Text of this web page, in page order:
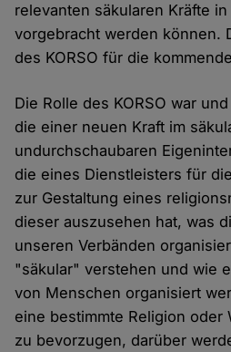
relevanten säkularen Kräfte
vorgebracht werden können.
des KORSO für die
Die Rolle des KORSO war
die einer neuen Kraft im
undurchschaubaren
die eines Dienstleisters für
zur Gestaltung eines
dieser auszusehen hat, was
unseren Verbänden
"säkular" verstehen und wie
von Menschen organisiert
eine bestimmte Religion oder
zu bevorzugen, darüber